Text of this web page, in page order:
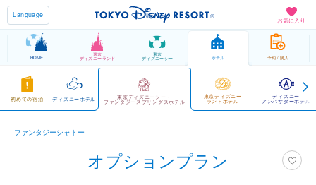
お気に入り
Language
HOME
東京
ディズニーランド
東京
ディズニーシー ホテル 予約 / 購入
初めての宿泊 ディズニーホテル 東京ディズニーシー・
ファンタジースプリングスホテル
東京ディズニー
ランドホテル
ディズニー
アンバサダーホテル
ファンタジーシャトー
オプションプラン